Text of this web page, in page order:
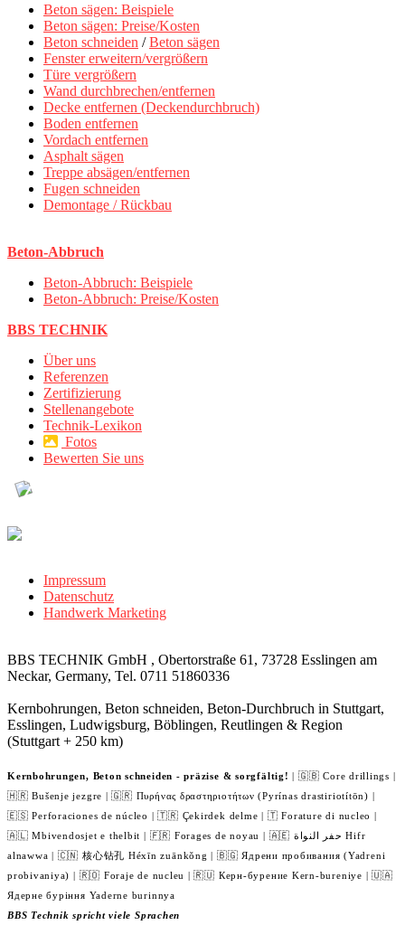
Beton sägen: Beispiele
Beton sägen: Preise/Kosten
Beton schneiden /Beton sägen
Fenster erweitern/vergrößern
Türe vergrößern
Wand durchbrechen/entfernen
Decke entfernen (Deckendurchbruch)
Boden entfernen
Vordach entfernen
Asphalt sägen
Treppe absägen/entfernen
Fugen schneiden
Demontage / Rückbau
Beton-Abbruch
Beton-Abbruch: Beispiele
Beton-Abbruch: Preise/Kosten
BBS TECHNIK
Über uns
Referenzen
Zertifizierung
Stellenangebote
Technik-Lexikon
Fotos
Bewerten Sie uns
Impressum
Datenschutz
Handwerk Marketing
BBS TECHNIK GmbH , Obertorstraße 61, 73728 Esslingen am
Neckar, Germany, Tel. 0711 51860336
Kernbohrungen, Beton schneiden, Beton-Durchbruch in Stuttgart,
Esslingen, Ludwigsburg, Böblingen, Reutlingen & Region
(Stuttgart + 250 km)
Kernbohrungen, Beton schneiden - präzise & sorgfältig! | 🇬🇧 Core drillings |
🇭🇷 Bušenje jezgre | 🇬🇷 Πυρήνας δραστηριοτήτων (Pyrínas drastiriotítōn) |
🇪🇸 Perforaciones de núcleo | 🇹🇷 Çekirdek delme | 🇹 Forature di nucleo |
🇦🇱 Mbivendosjet e thelbit | 🇫🇷 Forages de noyau | 🇦🇪 حفر النواة Hifr
alnawwa | 🇨🇳 核心钻孔 Héxīn zuānkǒng | 🇧🇬 Ядрени пробивания (Yadreni
probivaniya) | 🇷🇴 Foraje de nucleu | 🇷🇺 Керн-бурение Kern-bureniye | 🇺🇦
Ядерне буріння Yaderne burinnya
BBS Technik spricht viele Sprachen